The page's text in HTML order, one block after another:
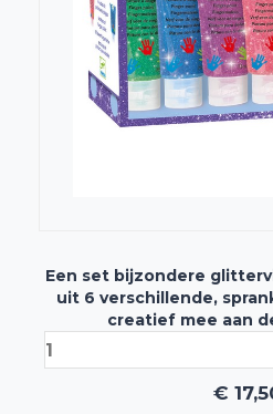
Een set bijzondere
uit 6 verschillende,
creatief mee aan
€